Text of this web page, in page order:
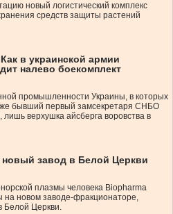
новый логистический комплекс
средств защиты растений
в украинской армии
налево боекомплект
промышленности Украины, в которых
бывший первый замсекретаря СНБО
лишь верхушка айсберга воровства в
новый завод в Белой Церкви
плазмы человека Biopharma
на новом заводе-фракционаторе,
Белой Церкви.